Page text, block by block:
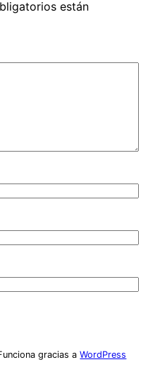
están
gracias aWordPress